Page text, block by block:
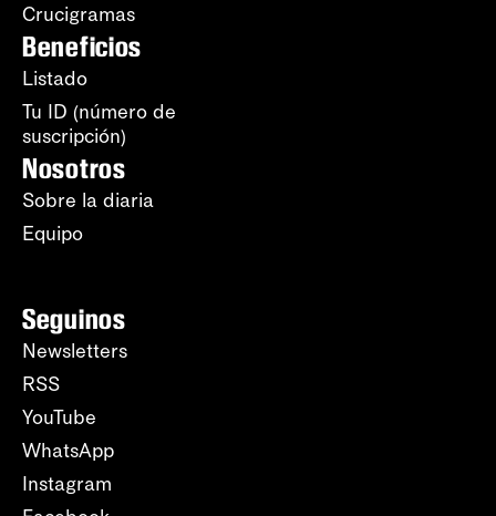
Crucigramas
Beneficios
Listado
Tu ID (número de
suscripción)
Nosotros
Sobre la diaria
Equipo
Seguinos
Newsletters
RSS
YouTube
WhatsApp
Instagram